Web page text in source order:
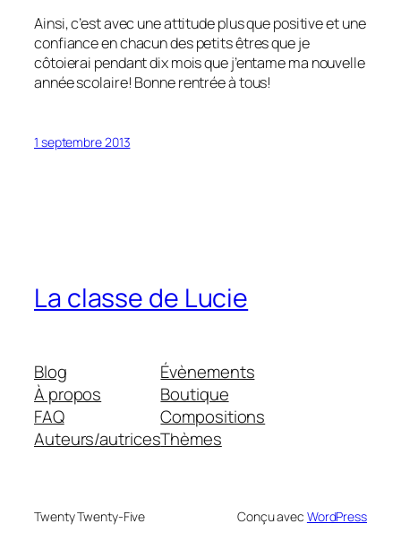
Ainsi, c’est avec une attitude plus que positive et une
confiance en chacun des petits êtres que je
côtoierai pendant dix mois que j’entame ma nouvelle
année scolaire! Bonne rentrée à tous!
1 septembre 2013
La classe de Lucie
Blog
À propos
FAQ
Auteurs/autrices
Évènements
Boutique
Compositions
Thèmes
Twenty Twenty-Five Conçu avec WordPress